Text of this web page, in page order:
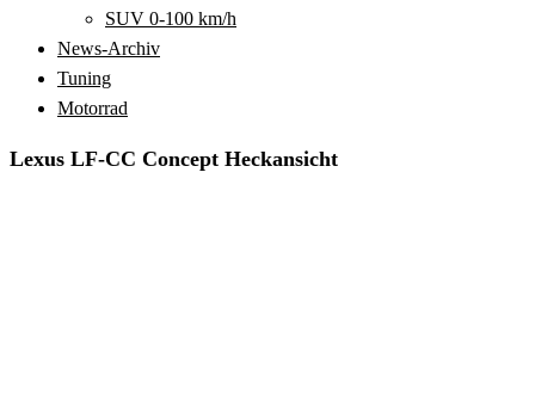
SUV 0-100 km/h
News-Archiv
Tuning
Motorrad
Lexus LF-CC Concept Heckansicht